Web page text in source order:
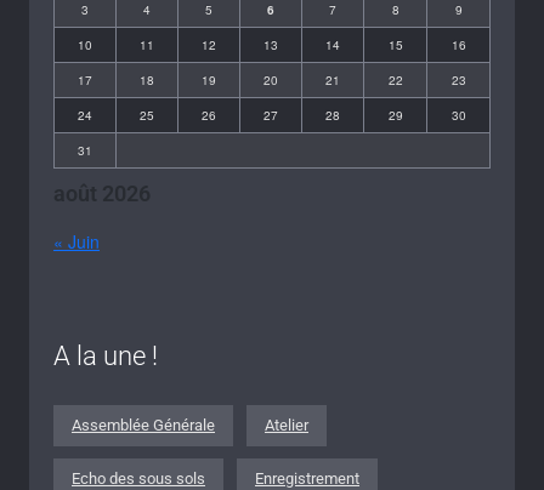
août 2026
3 4 5 6 7 8 9
10 11 12 13 14 15 16
17 18 19 20 21 22 23
24 25 26 27 28 29 30
31
« Juin
A la une !
Assemblée Générale Atelier
Echo des sous sols Enregistrement